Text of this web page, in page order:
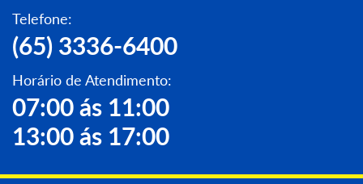
Telefone:
(65) 3336-6400
Horário de Atendimento:
07:00 ás 11:00
13:00 ás 17:00